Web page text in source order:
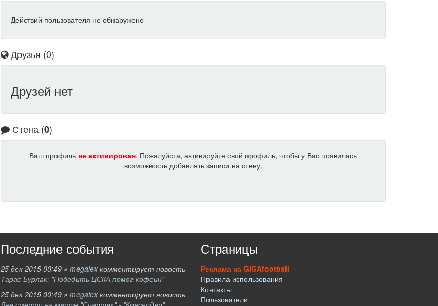
Действий пользователя не обнаружено
Друзья (0)
Друзей нет
Стена (0)
Ваш профиль не активирован. Пожалуйста, активируйте свой профиль, чтобы у Вас появилась
возможность добавлять записи на стену.
Последние события
25 дек 2015 00:49 » megalex комментирует новость
Тарас Бурлак: "Победить ЦСКА помог кофеин"
25 дек 2015 00:49 » megalex комментирует новость
Страницы
Реклама на GIGAfootball
Правила использования
Контакты
Пользователи